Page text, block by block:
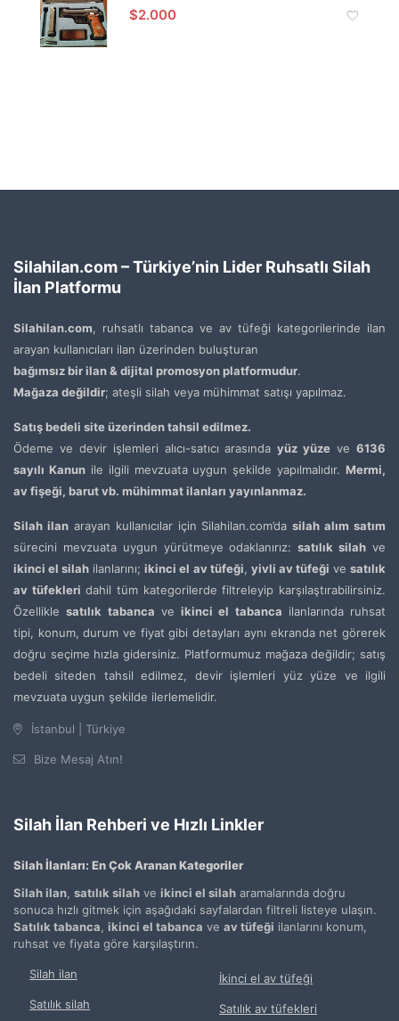
$2.000
Silahilan.com – Türkiye’nin Lider Ruhsatlı Silah
İlan Platformu
Silahilan.com, ruhsatlı tabanca ve av tüfeği kategorilerinde ilan
arayan kullanıcıları ilan üzerinden buluşturan
bağımsız bir ilan & dijital promosyon platformudur.
Mağaza değildir; ateşli silah veya mühimmat satışı yapılmaz.
Satış bedeli site üzerinden tahsil edilmez.
Ödeme ve devir işlemleri alıcı-satıcı arasındayüz yüze ve6136
sayılı Kanunile ilgili mevzuata uygun şekilde yapılmalıdır. Mermi,
av fişeği, barut vb. mühimmat ilanları yayınlanmaz.
Silah ilanarayan kullanıcılar için Silahilan.com’dasilah alım satım
sürecini mevzuata uygun yürütmeye odaklanırız:satılık silah ve
ikinci el silah ilanlarını;ikinci el av tüfeği, yivli av tüfeği vesatılık
av tüfekleri dahil tüm kategorilerde filtreleyip karşılaştırabilirsiniz.
Özelliklesatılık tabanca ve ikinci el tabanca ilanlarında ruhsat
tipi, konum, durum ve fiyat gibi detayları aynı ekranda net görerek
doğru seçime hızla gidersiniz. Platformumuz mağaza değildir; satış
bedeli siteden tahsil edilmez, devir işlemleri yüz yüze ve ilgili
mevzuata uygun şekilde ilerlemelidir.
İstanbul | Türkiye
Bize Mesaj Atın!
Silah İlan Rehberi ve Hızlı Linkler
Silah İlanları: En Çok Aranan Kategoriler
Silah ilan satılık silah ve ikinci el silah aramalarında doğru
sonuca hızlı gitmek için aşağıdaki sayfalardan filtreli listeye ulaşın.
Satılık tabanca ikinci el tabanca ve av tüfeği ilanlarını konum,
ruhsat ve fiyata göre karşılaştırın.
Silah ilan
Satılık silah
İkinci el av tüfeği
Satılık av tüfekleri